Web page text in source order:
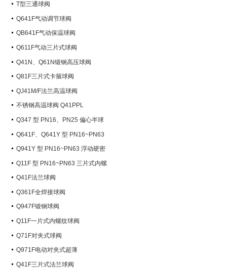
T型三通球阀
Q641F气动调节球阀
QB641F气动保温球阀
Q611F气动三片式球阀
Q41N、Q61N锻钢高压球阀
Q81F三片式卡箍球阀
QJ41M/F法兰高温球阀
不锈钢高温球阀 Q41PPL
Q347 型 PN16、PN25 偏心半球
阀Q641F、Q641Y 型 PN16~PN63
气动球阀
Q941Y 型 PN16~PN63 浮动硬密
封电动球阀
Q11F 型 PN16~PN63 三片式内螺
纹球阀
Q41F法兰球阀
Q361F全焊接球阀
Q947F锻钢球阀
Q11F一片式内螺纹球阀
Q71F对夹式球阀
Q971F电动对夹式超薄
Q41F三片式法兰球阀